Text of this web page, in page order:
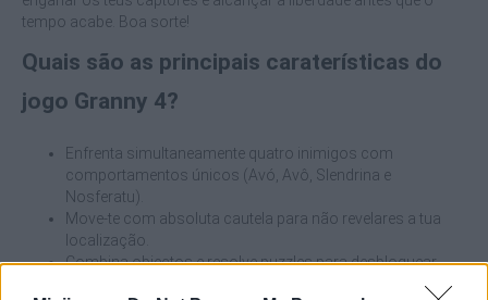
tempo acabe. Boa sorte!
Quais são as principais caraterísticas do
jogo Granny 4?
Enfrenta simultaneamente quatro inimigos com
comportamentos únicos (Avó, Avô, Slendrina e
Nosferatu).
Move-te com absoluta cautela para não revelares a tua
localização.
Combina objectos e resolve puzzles para desbloquear